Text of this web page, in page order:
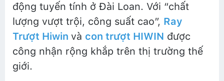
động tuyến tính ở Đài Loan. Với “chất
lượng vượt trội, công suất cao”, Ray
Trượt Hiwin và con trượt HIWIN được
công nhận rộng khắp trên thị trường thế
giới.